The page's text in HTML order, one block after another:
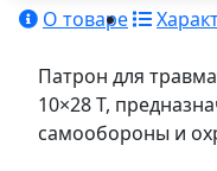
О товаре
Патрон для
10×28 T,
самообороны и